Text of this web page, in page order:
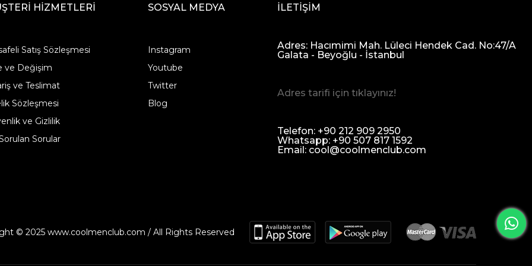
HİZMETLERİ
Satış Sözleşmesi
ve Değişim
ve Teslimat
Sözleşmesi
ve Gizlilik
Sorular
SOSYAL MEDYA
Instagram
Youtube
Twitter
Blog
İLETİŞİM
Adres: Hacımimi Mah. Lüleci Hendek Cad. No:47/A
Galata - Beyoğlu - İstanbul
Adres tarifi için tıklayınız!
Telefon: +90 212 909 2950
Whatsapp: +90 507 817 1592
Email: cool@coolmenclub.com
© 2025 www.coolmenclub.com / All Rights Reserved